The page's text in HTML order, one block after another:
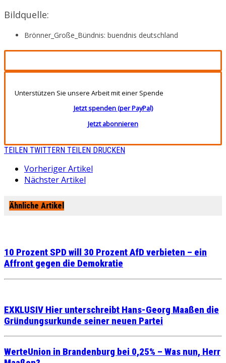
Bildquelle:
Brönner_Große_Bündnis: buendnis deutschland
Unterstützen Sie unsere Arbeit mit einer Spende
Jetzt spenden (per PayPal)
Jetzt abonnieren
TEILEN TWITTERN TEILEN DRUCKEN
Vorheriger Artikel
Nächster Artikel
Ähnliche Artikel
10 Prozent SPD will 30 Prozent AfD verbieten – ein
Affront gegen die Demokratie
EXKLUSIV Hier unterschreibt Hans-Georg Maaßen die
Gründungsurkunde seiner neuen Partei
WerteUnion in Brandenburg bei 0,25% – Was nun, Herr